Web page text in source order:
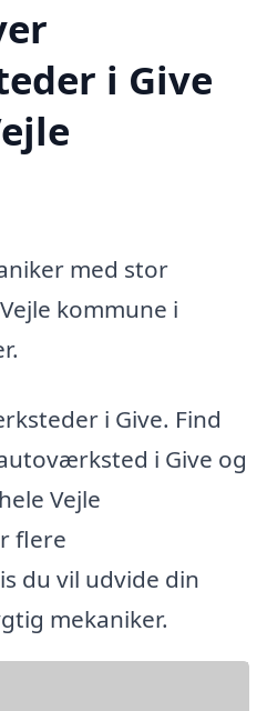
i Give
med stor
kommune i
i Give. Find
i Give og
Vejle
flere
du vil udvide din
mekaniker.